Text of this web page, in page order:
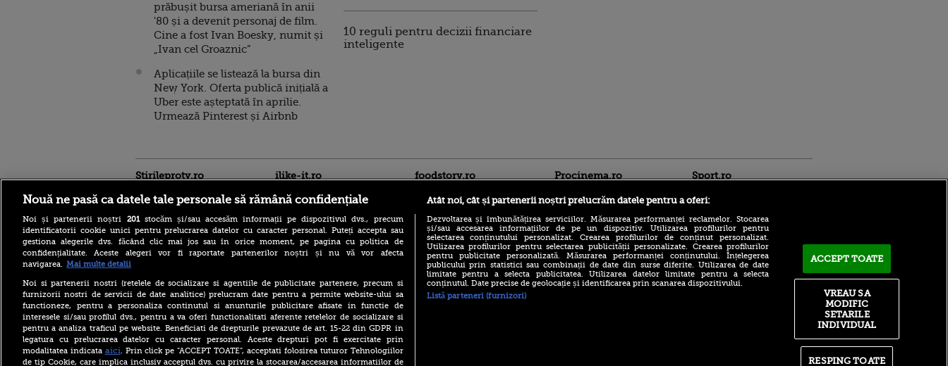
prăbușit bursa ameriană în anii
'80 și a devenit personaj de film.
Cine a fost Ivan Boesky, numit și
„Ivan cel Groaznic”
Aplicațiile se listează la bursa din
New York. Oferta publică inițială a
Uber este așteptată în aprilie.
Urmează Pinterest și Airbnb
10 reguli pentru decizii financiare
inteligente
Stirileprotv.ro
niciodată atâta export”.
Bulgaria vinde energie la
nivel record după
reducerea producției la
Cernavodă
Una dintre cele mai mari
companii aeriene low cost
din Europa a fost vândută.
ilike-it.ro foodstory.ro
(P) Descoperă Lumea
Evenimentelor din România
cu Transilvania Events!
Procinema.ro
Emoții intense pentru
Sport.ro
ACUM: KuPS - Universitatea
Craiova 0-1, pe Sport.ro.
Ștefan Baiaram face
Portar debutant la ardeleni
Nouă ne pasă ca datele tale personale să rămână confidențiale
Noi și partenerii noștri 201stocăm și/sau accesăm informații pe dispozitivul dvs., precum
identificatorii cookie unici pentru prelucrarea datelor cu caracter personal. Puteți accepta sau
gestiona alegerile dvs. făcând clic mai jos sau în orice moment, pe pagina cu politica de
confidențialitate. Aceste alegeri vor fi raportate partenerilor noștri și nu vă vor afecta
navigarea. Mai multe detalii
Noi si partenerii nostri (retelele de socializare si agentiile de publicitate partenere, precum si
furnizorii nostri de servicii de date analitice) prelucram date pentru a permite website-ului sa
functioneze, pentru a personaliza continutul si anunturile publicitare afisate in functie de
interesele si/sau profilul dvs., pentru a va oferi functionalitati aferente retelelor de socializare si
pentru a analiza traficul pe website. Beneficiati de drepturile prevazute de art. 15-22 din GDPR in
legatura cu prelucrarea datelor cu caracter personal. Aceste drepturi pot fi exercitate prin
modalitatea indicata aici. Prin click pe “ACCEPT TOATE”, acceptati folosirea tuturor Tehnologiilor
de tip Cookie, care implica inclusiv acceptul dvs. cu privire la stocarea/accesarea informatiilor de
Atât noi, cât și partenerii noștri prelucrăm datele pentru a oferi:
Dezvoltarea și îmbunătățirea serviciilor. Măsurarea performanței reclamelor. Stocarea
și/sau accesarea informațiilor de pe un dispozitiv. Utilizarea profilurilor pentru
selectarea conținutului personalizat. Crearea profilurilor de conținut personalizat.
Utilizarea profilurilor pentru selectarea publicității personalizate. Crearea profilurilor
pentru publicitate personalizată. Măsurarea performanței conținutului. Înțelegerea
publicului prin statistici sau combinații de date din surse diferite. Utilizarea de date
limitate pentru a selecta publicitatea. Utilizarea datelor limitate pentru a selecta
conținutul. Date precise de geolocație și identificarea prin scanarea dispozitivului.
Listă parteneri (furnizori)
ACCEPT TOATE
RESPING TOATE
VREAU SA
MODIFIC
SETARILE
INDIVIDUAL